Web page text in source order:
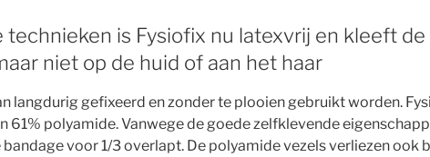
technieken is Fysiofix nu latexvrij en kleeft
niet op de huid of aan het haar
langdurig gefixeerd en zonder te plooien gebruikt worden.
61% polyamide. Vanwege de goede zelfklevende
voor 1/3 overlapt. De polyamide vezels verliezen ook